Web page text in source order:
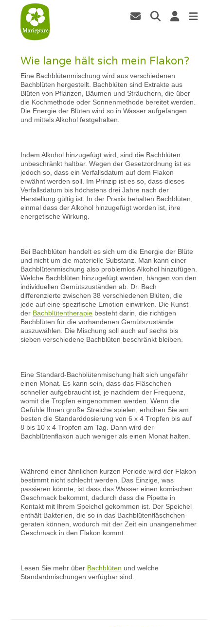
Wie lange hält sich mein Flakon?
Eine Bachblütenmischung wird aus verschiedenen
Bachblüten hergestellt. Bachblüten sind Extrakte aus
Blüten von Pflanzen, Bäumen und Sträuchern, die über
die Kochmethode oder Sonnenmethode bereitet werden.
Die Energie der Blüten wird so in Wasser aufgefangen
und mittels Alkohol festgehalten.
Indem Alkohol hinzugefügt wird, sind die Bachblüten
unbeschränkt haltbar. Wegen der Gesetzordnung ist es
jedoch so, dass ein Verfallsdatum auf dem Flakon
erwähnt werden soll. Im Prinzip ist es so, dass dieses
Verfallsdatum bis höchstens drei Jahre nach der
Herstellung gültig ist. In der Praxis behalten Bachblüten,
einmal dass der Alkohol hinzugefügt worden ist, ihre
energetische Wirkung.
Bei Bachblüten handelt es sich um die Energie der Blüte
und nicht um die materielle Substanz. Man kann einer
Bachblütenmischung also problemlos Alkohol hinzufügen.
Welche Bachblüten hinzugefügt werden, hängen von den
individuellen Gemütszuständen ab. Dr. Bach
differenzierte zwischen 38 verschiedenen Blüten, die
jede auf eine spezifische Emotion einwirken. Die Kunst
der Bachblütentherapie besteht darin, die richtigen
Bachblüten für die vorhandenen Gemütszustände
auszuwählen. Die Mischung soll auch auf sechs bis
sieben verschiedene Bachblüten beschränkt bleiben.
Eine Standard-Bachblütenmischung hält sich ungefähr
einen Monat. Es kann sein, dass das Fläschchen
schneller aufgebraucht ist, je nachdem der Frequenz,
womit die Tropfen eingenommen werden. Wenn die
Gefühle Ihnen große Streiche spielen, erhöhen Sie am
besten die Standarddosierung von 6 x 4 Tropfen bis auf
8 bis 10 x 4 Tropfen am Tag. Dann wird der
Bachblütenflakon auch weniger als einen Monat halten.
Während einer ähnlichen kurzen Periode wird der Flakon
bestimmt nicht schlecht werden. Das Einzige, was
passieren könnte, ist dass das Wasser einen komischen
Geschmack bekommt, dadurch dass die Pipette in
Kontakt mit Ihrem Speichel gekommen ist. Der Speichel
enthält Bakterien, die so in das Bachblütenfläschchen
geraten können, wodurch mit der Zeit ein unangenehmer
Geschmack in den Flakon kommt.
Lesen Sie mehr über Bachblüten und welche
Standardmischungen verfügbar sind.